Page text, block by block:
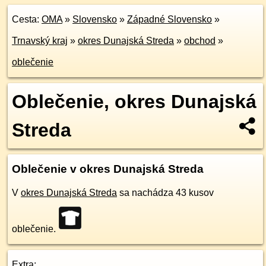
Cesta: OMA» Slovensko » Západné Slovensko »
Trnavský kraj » okres Dunajská Streda » obchod »
oblečenie
Oblečenie, okres Dunajská
Streda
Oblečenie v okres Dunajská Streda
V okres Dunajská Streda sa nachádza 43 kusov
oblečenie.